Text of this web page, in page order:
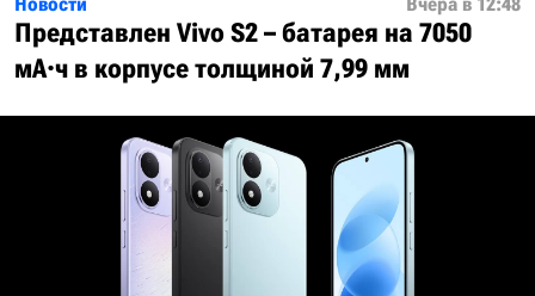
Представлен Vivo S2 – батарея на 7050
мА·ч в корпусе толщиной 7,99 мм